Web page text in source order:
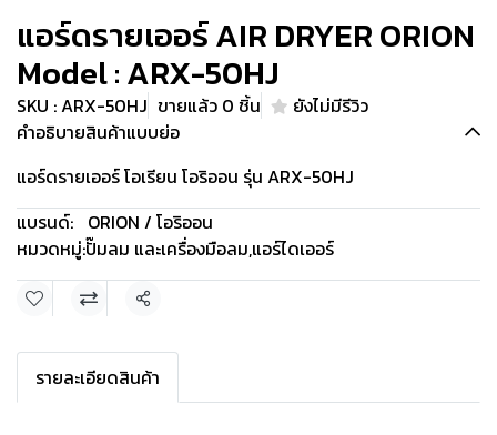
แอร์ดรายเออร์ AIR DRYER ORION
Model : ARX-50HJ
SKU : ARX-50HJ ขายแล้ว 0 ชิ้น
ยังไม่มีรีวิว
คำอธิบายสินค้าแบบย่อ
แอร์ดรายเออร์ โอเรียน โอริออน รุ่น ARX-50HJ
แบรนด์: ORION / โอริออน
หมวดหมู่:ปั๊มลม และเครื่องมือลม,แอร์ไดเออร์
แชร์
รายละเอียดสินค้า